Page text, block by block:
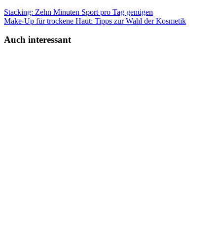
Stacking: Zehn Minuten Sport pro Tag genügen
Make-Up für trockene Haut: Tipps zur Wahl der Kosmetik
Auch interessant